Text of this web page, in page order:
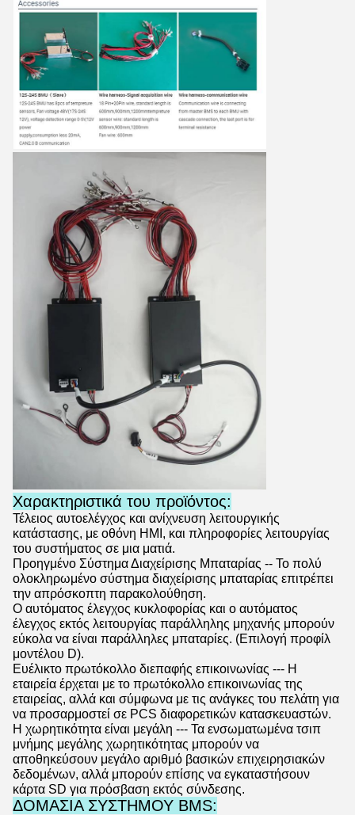
Χαρακτηριστικά του προϊόντος:
Τέλειος αυτοελέγχος και ανίχνευση λειτουργικής
κατάστασης, με οθόνη HMI, και πληροφορίες λειτουργίας
του συστήματος σε μια ματιά.
Προηγμένο Σύστημα Διαχείρισης Μπαταρίας -- Το πολύ
ολοκληρωμένο σύστημα διαχείρισης μπαταρίας επιτρέπει
την απρόσκοπτη παρακολούθηση.
Ο αυτόματος έλεγχος κυκλοφορίας και ο αυτόματος
έλεγχος εκτός λειτουργίας παράλληλης μηχανής μπορούν
εύκολα να είναι παράλληλες μπαταρίες. (Επιλογή προφίλ
μοντέλου D).
Ευέλικτο πρωτόκολλο διεπαφής επικοινωνίας --- Η
εταιρεία έρχεται με το πρωτόκολλο επικοινωνίας της
εταιρείας, αλλά και σύμφωνα με τις ανάγκες του πελάτη για
να προσαρμοστεί σε PCS διαφορετικών κατασκευαστών.
Η χωρητικότητα είναι μεγάλη --- Τα ενσωματωμένα τσιπ
μνήμης μεγάλης χωρητικότητας μπορούν να
αποθηκεύσουν μεγάλο αριθμό βασικών επιχειρησιακών
δεδομένων, αλλά μπορούν επίσης να εγκαταστήσουν
κάρτα SD για πρόσβαση εκτός σύνδεσης.
ΔΟΜΑΣΙΑ ΣΥΣΤΗΜΟΥ BMS: